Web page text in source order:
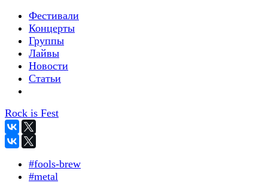
Фестивали
Концерты
Группы
Лайвы
Новости
Статьи
Rock is Fest
#fools-brew
#metal